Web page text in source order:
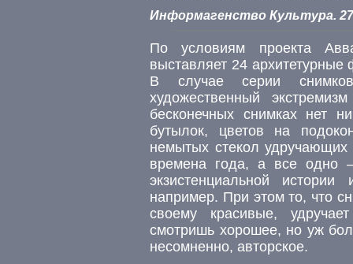
Информагенство Культура.
По условиям проекта
выставляет 24 архитетурные
В случае серии снимков
художественный
бесконечных снимках нет
бутылок, цветов на
немытых стекол
времена года, а все одно
экзистенциальной
например. При этом то, что
своему красивые,
смотришь хорошее, но уж
несомненно, авторское.